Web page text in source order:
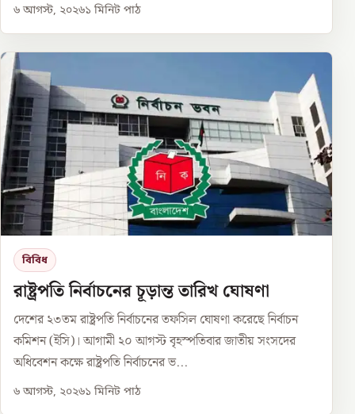
৬ আগস্ট, ২০২৬১ মিনিট পাঠ
বিবিধ
রাষ্ট্রপতি নির্বাচনের চূড়ান্ত তারিখ ঘোষণা
দেশের ২৩তম রাষ্ট্রপতি নির্বাচনের তফসিল ঘোষণা করেছে নির্বাচন
কমিশন (ইসি)। আগামী ২০ আগস্ট বৃহস্পতিবার জাতীয় সংসদের
অধিবেশন কক্ষে রাষ্ট্রপতি নির্বাচনের ভ...
৬ আগস্ট, ২০২৬১ মিনিট পাঠ